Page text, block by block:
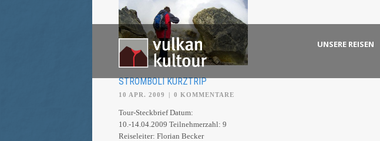
UNSERE REISEN
STROMBOLI KURZTRIP
10 APR. 2009 | 0 KOMMENTARE
Tour-Steckbrief Datum:
10.-14.04.2009 Teilnehmerzahl: 9
Reiseleiter: Florian Becker